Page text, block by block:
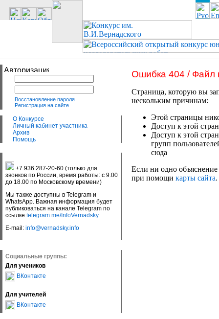
Восстановление пароля
Регистрация на сайте
О Конкурсе
Личный кабинет участника
Архив
Помощь
+7 936 287-20-60 (только для
звонков по России, время работы: с 9.00
до 18.00 по Московскому времени)
Мы также доступны в Telegram и
WhatsApp. Важная информация будет
публиковаться на канале Telegram по
ссылке telegram.me/InfoVernadsky
E-mail: info@vernadsky.info
Социальные группы:
Для учеников
ВКонтакте
Для учителей
ВКонтакте
Ошибка 404 / Файл
Страница, которую вы
нескольким причинам:
Этой страницы
Доступ к этой
Доступ к этой
групп
сюда
Если ни одно объяснение
при помощи карты сайта.